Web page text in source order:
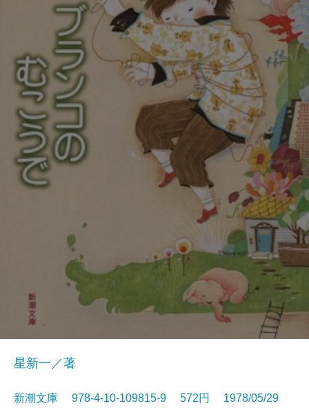
星新一／著
新潮文庫 978-4-10-109815-9 572円 1978/05/29